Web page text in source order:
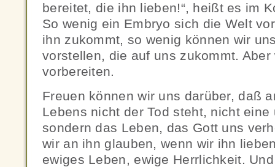
bereitet, die ihn lieben!“, heißt es im
So wenig ein Embryo sich die Welt
ihn zukommt, so wenig können wir
vorstellen, die auf uns zukommt.
vorbereiten.
Freuen können wir uns darüber, daß
Lebens nicht der Tod steht, nicht eine
sondern das Leben, das Gott uns
wir an ihn glauben, wenn wir ihn
ewiges Leben, ewige Herrlichkeit.